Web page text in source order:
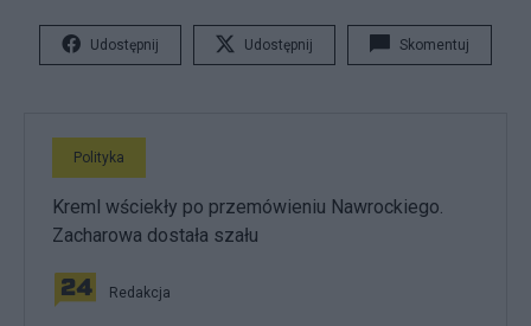
Udostępnij Udostępnij Skomentuj
Polityka
Kreml wściekły po przemówieniu Nawrockiego.
Zacharowa dostała szału
Redakcja